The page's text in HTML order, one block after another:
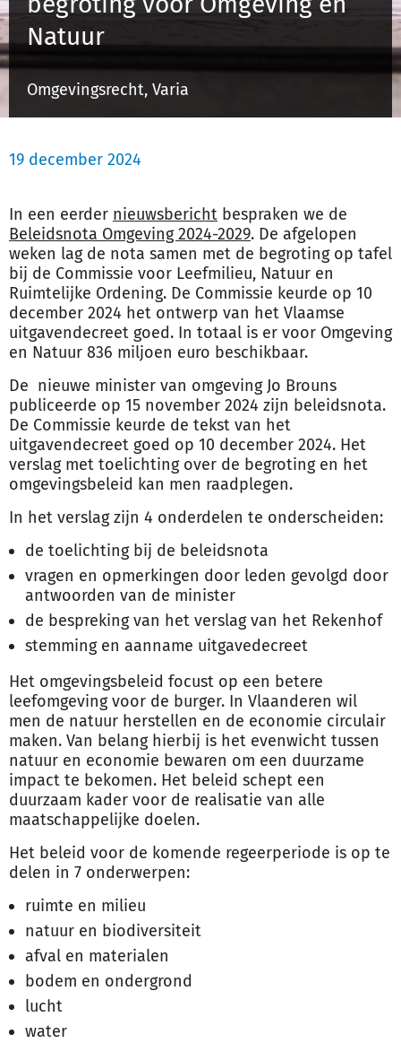
Schulinck Omgevingsrecht Databank
Contact
Registreren
Natuur
Omgevingsrecht, Varia
19 december 2024
In een eerder nieuwsbericht bespraken we de
Beleidsnota Omgeving 2024-2029. De afgelopen
weken lag de nota samen met de begroting op tafel
bij de Commissie voor Leefmilieu, Natuur en
Ruimtelijke Ordening. De Commissie keurde op 10
december 2024 het ontwerp van het Vlaamse
uitgavendecreet goed. In totaal is er voor Omgeving
en Natuur 836 miljoen euro beschikbaar.
De nieuwe minister van omgeving Jo Brouns
publiceerde op 15 november 2024 zijn beleidsnota.
De Commissie keurde de tekst van het
uitgavendecreet goed op 10 december 2024. Het
verslag met toelichting over de begroting en het
omgevingsbeleid kan men raadplegen.
In het verslag zijn 4 onderdelen te onderscheiden:
de toelichting bij de beleidsnota
vragen en opmerkingen door leden gevolgd door
antwoorden van de minister
de bespreking van het verslag van het Rekenhof
stemming en aanname uitgavedecreet
Het omgevingsbeleid focust op een betere
leefomgeving voor de burger. In Vlaanderen wil
men de natuur herstellen en de economie circulair
maken. Van belang hierbij is het evenwicht tussen
natuur en economie bewaren om een duurzame
impact te bekomen. Het beleid schept een
duurzaam kader voor de realisatie van alle
maatschappelijke doelen.
Het beleid voor de komende regeerperiode is op te
delen in 7 onderwerpen:
ruimte en milieu
natuur en biodiversiteit
afval en materialen
bodem en ondergrond
lucht
water